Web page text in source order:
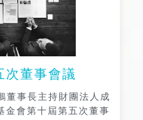
次董事會議
董事長主持財團法人成
金會第十屆第五次董事